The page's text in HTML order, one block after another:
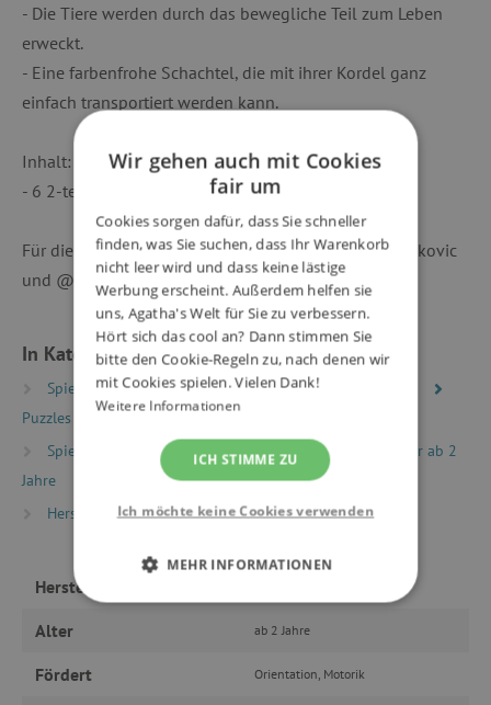
- Die Tiere werden durch das bewegliche Teil zum Leben
erweckt.
- Eine farbenfrohe Schachtel, die mit ihrer Kordel ganz
einfach transportiert werden kann.
Inhalt:
- 6 2-teilige Puzzles mit je einem beweglichen Teil
Für die Fotos bedanken wir uns bei @holky_skaroupkovic
und @michaelaserafinova.
In Kategorien eingeteilt
Spielzeug nach Typ
Puzzles, Mosaike, Steckpuzzles
Puzzles
Kinderpuzzles 2 - 40 Teile
Spielzeug nach Alter
Spiele & Spielzeug für Kinder ab 2
Jahre
Hersteller
Djeco
Hersteller
Alter ab 2 Jahre
Fördert Orientation, Motorik
Wir gehen auch mit Cookies
fair um
Cookies sorgen dafür, dass Sie schneller
finden, was Sie suchen, dass Ihr Warenkorb
nicht leer wird und dass keine lästige
Werbung erscheint. Außerdem helfen sie
uns, Agatha's Welt für Sie zu verbessern.
Hört sich das cool an? Dann stimmen Sie
bitte den Cookie-Regeln zu, nach denen wir
mit Cookies spielen. Vielen Dank!
Weitere Informationen
ICH STIMME ZU
Ich möchte keine Cookies verwenden
MEHR INFORMATIONEN